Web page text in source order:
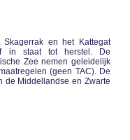
en het Kattegat
in staat tot herstel. De
Zee nemen geleidelijk
(geen TAC). De
de Middellandse en Zwarte